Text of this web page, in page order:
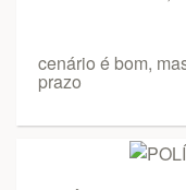
cenário é bom,
prazo